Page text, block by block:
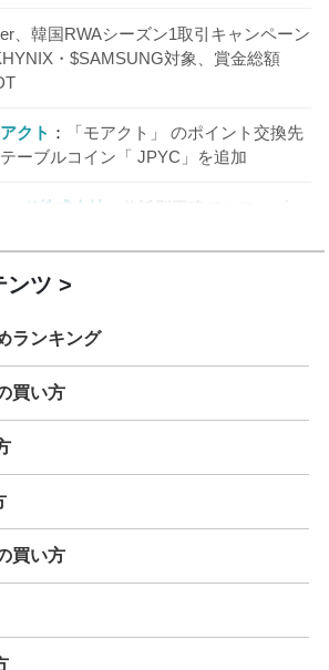
、韓国RWAシーズン1取引キャンペーン
・$SAMSUNG対象、賞金総額
クト
「モアクト」 のポイント交換先
ーブルコイン「 JPYC」を追加
ード株式会社
信託型円建てステーブル
ンツ
ランキング
買い方
買い方